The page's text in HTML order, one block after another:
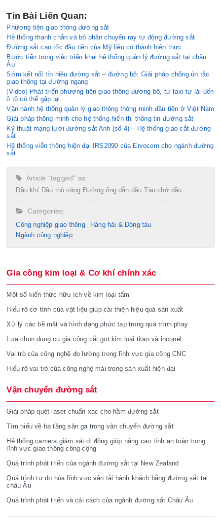
Tin Bài Liên Quan:
Phương tiện giao thông đường sắt
Hệ thống thanh chắn và bộ phận chuyển ray tự động đường sắt
Đường sắt cao tốc đầu tiên của Mỹ liệu có thành hiện thực
Bước tiến trong việc triển khai hệ thống quản lý đường sắt tại châu
Âu
Sớm kết nối tín hiệu đường sắt – đường bộ: Giải pháp chống ùn tắc
giao thông tại đường ngang
[Video] Phát triển phương tiện giao thông đường bộ, từ taxi tự lái đến
ô tô có thể gập lại
Vận hành hệ thống quản lý giao thông thông minh đầu tiên ở Việt Nam
Giải pháp thông minh cho hệ thống hiển thị thông tin đường sắt
Kỹ thuật mạng lưới đường sắt Anh (số 4) – Hệ thống giao cắt đường
sắt
Hệ thống viễn thông hiện đại IRS2090 của Ervocom cho ngành đường
sắt
Article "tagged" as:
Dầu khí Dầu thô nặng Đường ống dẫn dầu Tàu chở dầu
Categories:
Công nghiệp giao thông
Hàng hải & Đóng tàu
Ngành công nghiệp
Gia công kim loại & Cơ khí chính xác
Một số kiến thức hữu ích về kim loại tấm
Hiểu rõ cơ tính của vật liệu giúp cải thiện hiệu quả sản xuất
Xử lý các bề mặt và hình dạng phức tạp trong quá trình phay
Lựa chọn dụng cụ gia công cắt gọt kim loại titan và inconel
Vai trò của công nghệ đo lường trong lĩnh vực gia công CNC
Hiểu rõ vai trò của công nghệ mài trong sản xuất hiện đại
Vận chuyển đường sắt
Giải pháp quét laser chuẩn xác cho hầm đường sắt
Tìm hiểu về hạ tầng sân ga trong vận chuyển đường sắt
Hệ thống camera giám sát di động giúp nâng cao tính an toàn trong
lĩnh vực giao thông công cộng
Quá trình phát triển của ngành đường sắt tại New Zealand
Quá trình tự do hóa lĩnh vực vận tải hành khách bằng đường sắt tại
châu Âu
Quá trình phát triển và cải cách của ngành đường sắt Châu Âu